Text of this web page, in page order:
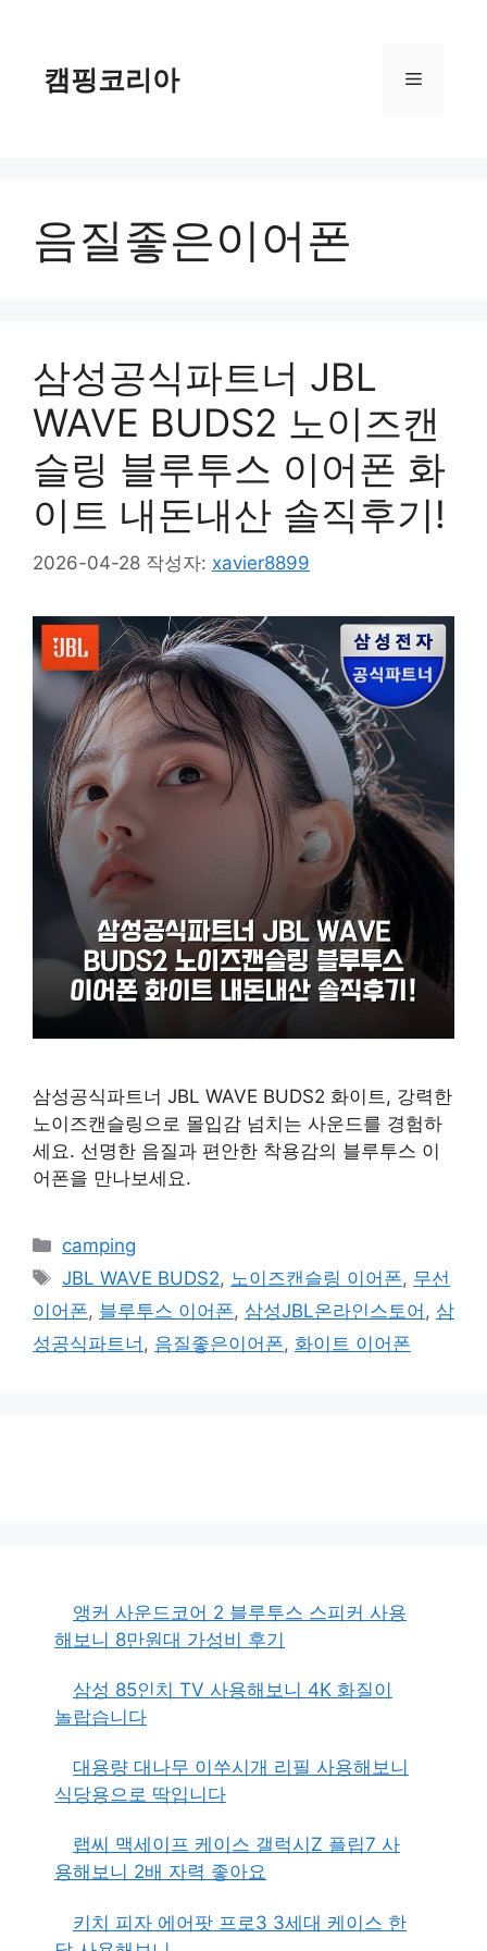
캠핑코리아 메
음질좋은이어폰
삼성공식파트너 JBL
WAVE BUDS2 노이즈캔
슬링 블루투스 이어폰 화
이트 내돈내산 솔직후기!
2026-04-28 작성자: xavier8899
삼성공식파트너 JBL WAVE BUDS2 화이트, 강력한
노이즈캔슬링으로 몰입감 넘치는 사운드를 경험하
세요. 선명한 음질과 편안한 착용감의 블루투스 이
어폰을 만나보세요.
카
테
리
camping
태
그
JBL WAVE BUDS2, 노이즈캔슬링 이어폰, 무선
이어폰, 블루투스 이어폰, 삼성JBL온라인스토어 , 삼
성공식파트너 , 음질좋은이어폰, 화이트 이어폰
앵커 사운드코어 2 블루투스 스피커 사용
해보니 8만원대 가성비 후기
삼성 85인치 TV 사용해보니 4K 화질이
놀랍습니다
대용량 대나무 이쑤시개 리필 사용해보니
식당용으로 딱입니다
랩씨 맥세이프 케이스 갤럭시Z 플립7 사
용해보니 2배 자력 좋아요
키치 피자 에어팟 프로3 3세대 케이스 한